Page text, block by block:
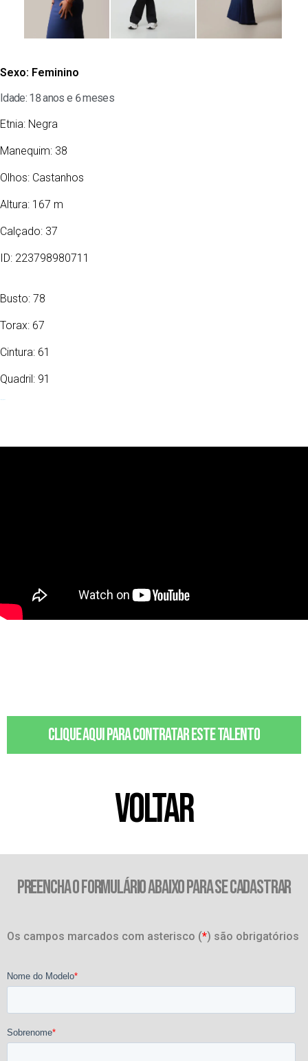
Sexo: Feminino
Idade: 18 anos e 6 meses
Etnia: Negra
Manequim: 38
Olhos: Castanhos
Altura: 167 m
Calçado: 37
ID: 223798980711
Busto: 78
Torax: 67
Cintura: 61
Quadril: 91
Clique aqui para contratar este talento
VOLTAR
PREENCHA O FORMULÁRIO ABAIXO PARA SE CADASTRAR
Os campos marcados com asterisco (*) são obrigatórios